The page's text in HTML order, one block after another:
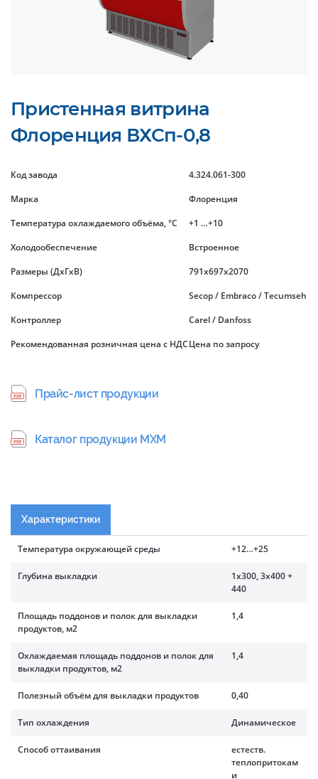
Пристенная витрина
Флоренция ВХСп-0,8
Код завода
4.324.061-300
Марка
Флоренция
Температура охлаждаемого объёма, °C
+1 …+10
Холодообеспечение
Встроенное
Размеры (ДхГхВ)
791x697x2070
Компрессор
Secop / Embraco / Tecumseh
Контроллер
Carel / Danfoss
Рекомендованная розничная цена с НДСЦена по запросу
Прайс-лист продукции
Каталог продукции МХМ
Характеристики
Температура окружающей среды +12…+25
Глубина выкладки
1х300, 3х400 +
440
Площадь поддонов и полок для выкладки
продуктов, м2
1,4
Охлаждаемая площадь поддонов и полок для
выкладки продуктов, м2
1,4
Полезный объём для выкладки продуктов 0,40
Тип охлаждения Динамическое
Способ оттаивания
естеств.
теплопритокам
и